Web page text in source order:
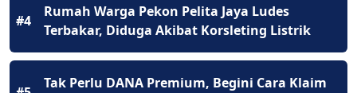
#4
Rumah Warga Pekon Pelita Jaya Ludes
Terbakar, Diduga Akibat Korsleting Listrik
Tak Perlu DANA Premium, Begini Cara Klaim